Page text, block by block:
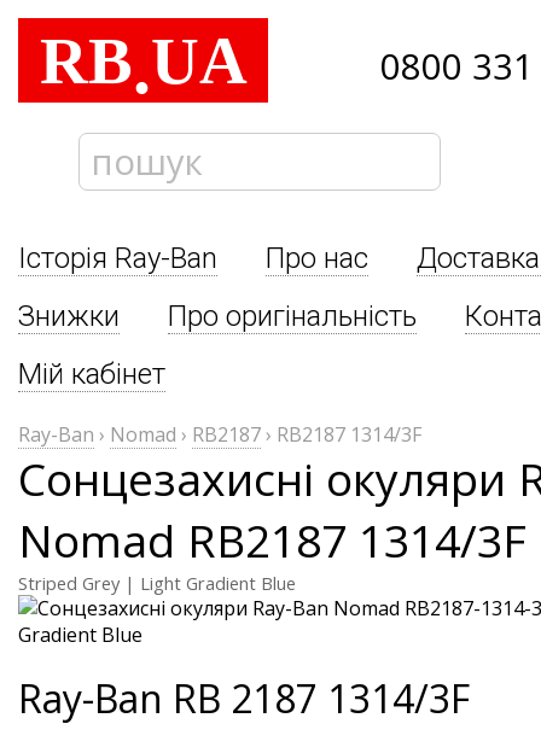
RB.UA 0800
Історія Ray-Ban Про нас
Знижки
Про оригінальність
Мій кабінет
Ray-Ban › Nomad › RB2187› RB2187 1314/3F
Сонцезахисні окуляри
Nomad RB2187 1314/3F
Striped Grey | Light Gradient Blue
Ray-Ban RB 2187 1314/3F